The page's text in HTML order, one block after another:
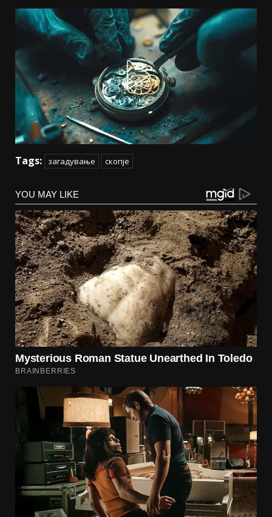
Tags: загадување скопје